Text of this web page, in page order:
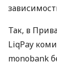
Так, в
LiqPay
monobank